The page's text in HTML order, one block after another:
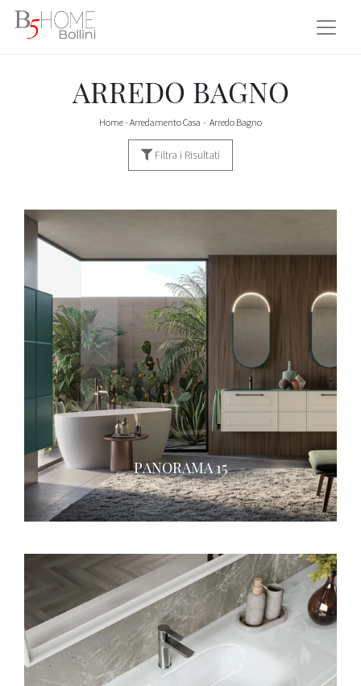
ARREDO BAGNO
Home- Arredamento Casa - Arredo Bagno
Filtra i Risultati
PANORAMA 15